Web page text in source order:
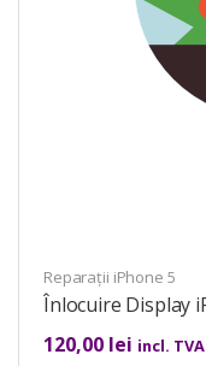
Reparații iPhone 5
Înlocuire Display
120,00 lei incl. TVA